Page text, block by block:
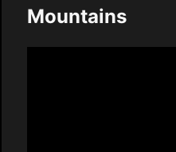
Mountains